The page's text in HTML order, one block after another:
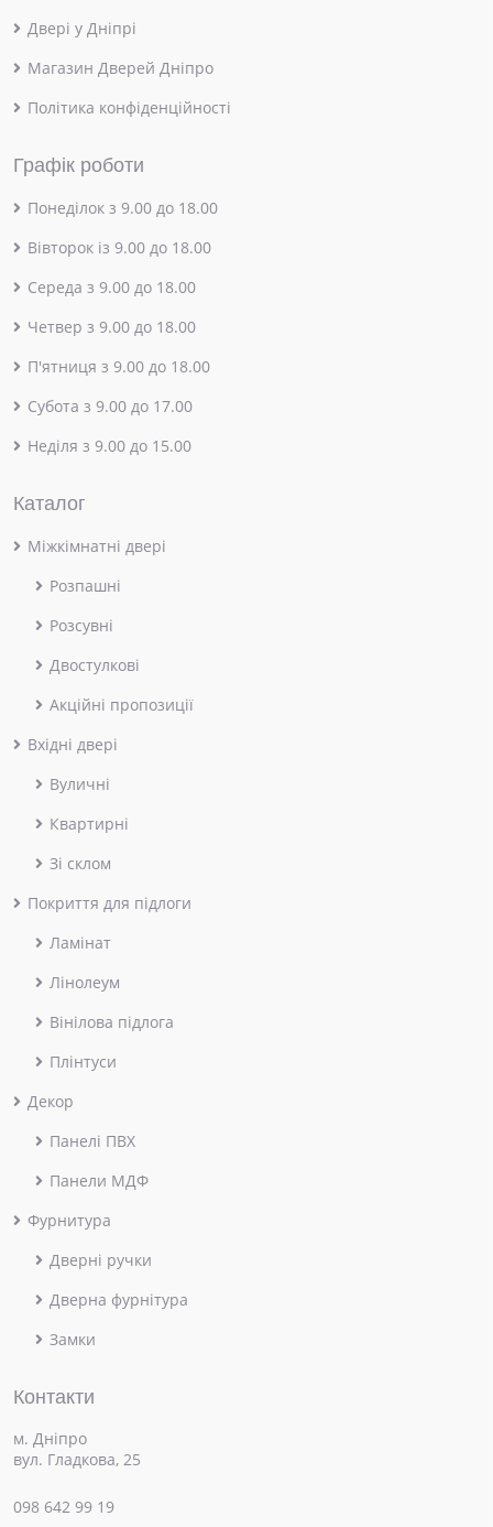
Двері у Дніпрі
Магазин Дверей Дніпро
Політика конфіденційності
Графік роботи
Понеділок з 9.00 до 18.00
Вівторок із 9.00 до 18.00
Середа з 9.00 до 18.00
Четвер з 9.00 до 18.00
П'ятниця з 9.00 до 18.00
Субота з 9.00 до 17.00
Неділя з 9.00 до 15.00
Каталог
Міжкімнатні двері
Розпашні
Розсувні
Двостулкові
Акційні пропозиції
Вхідні двері
Вуличні
Квартирні
Зі склом
Покриття для підлоги
Ламінат
Лінолеум
Вінілова підлога
Плінтуси
Декор
Панелі ПВХ
Панели МДФ
Фурнитура
Дверні ручки
Дверна фурнітура
Замки
Контакти
м. Дніпро
вул. Гладкова, 25
098 642 99 19